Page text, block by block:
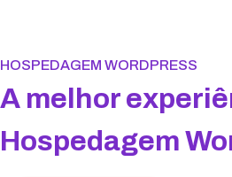
HOSPEDAGEM WORDPRESS
A melhor
Hospedagem